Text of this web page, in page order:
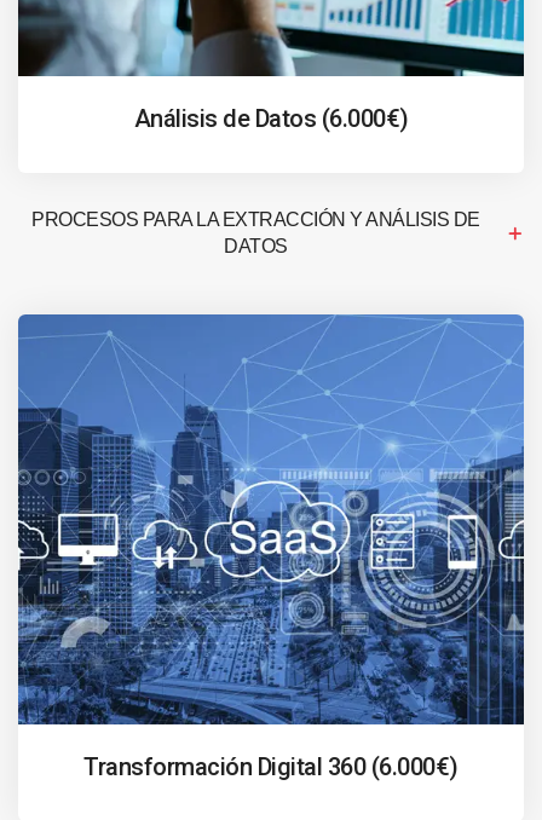
Análisis de Datos (6.000€)
PROCESOS PARA LA EXTRACCIÓN Y ANÁLISIS DE
DATOS
Transformación Digital 360 (6.000€)